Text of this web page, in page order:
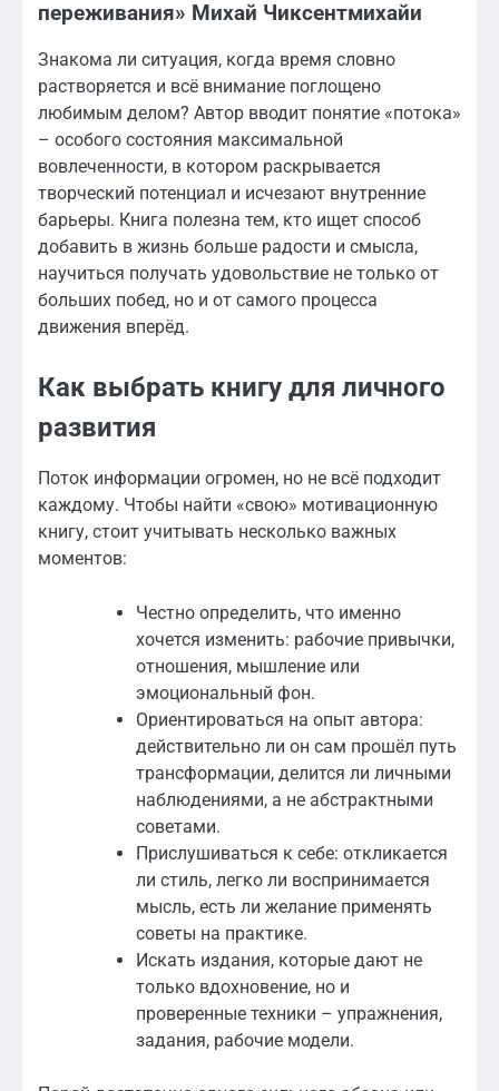
переживания» Михай Чиксентмихайи
Знакома ли ситуация, когда время словно
растворяется и всё внимание поглощено
любимым делом? Автор вводит понятие «потока»
– особого состояния максимальной
вовлеченности, в котором раскрывается
творческий потенциал и исчезают внутренние
барьеры. Книга полезна тем, кто ищет способ
добавить в жизнь больше радости и смысла,
научиться получать удовольствие не только от
больших побед, но и от самого процесса
движения вперёд.
Как выбрать книгу для личного
развития
Поток информации огромен, но не всё подходит
каждому. Чтобы найти «свою» мотивационную
книгу, стоит учитывать несколько важных
моментов:
Честно определить, что именно
хочется изменить: рабочие привычки,
отношения, мышление или
эмоциональный фон.
Ориентироваться на опыт автора:
действительно ли он сам прошёл путь
трансформации, делится ли личными
наблюдениями, а не абстрактными
советами.
Прислушиваться к себе: откликается
ли стиль, легко ли воспринимается
мысль, есть ли желание применять
советы на практике.
Искать издания, которые дают не
только вдохновение, но и
проверенные техники – упражнения,
задания, рабочие модели.